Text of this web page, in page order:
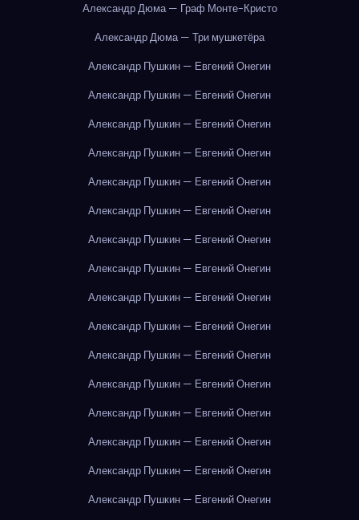
Александр Дюма — Граф Монте-Кристо
Александр Дюма — Три мушкетёра
Александр Пушкин — Евгений Онегин
Александр Пушкин — Евгений Онегин
Александр Пушкин — Евгений Онегин
Александр Пушкин — Евгений Онегин
Александр Пушкин — Евгений Онегин
Александр Пушкин — Евгений Онегин
Александр Пушкин — Евгений Онегин
Александр Пушкин — Евгений Онегин
Александр Пушкин — Евгений Онегин
Александр Пушкин — Евгений Онегин
Александр Пушкин — Евгений Онегин
Александр Пушкин — Евгений Онегин
Александр Пушкин — Евгений Онегин
Александр Пушкин — Евгений Онегин
Александр Пушкин — Евгений Онегин
Александр Пушкин — Евгений Онегин